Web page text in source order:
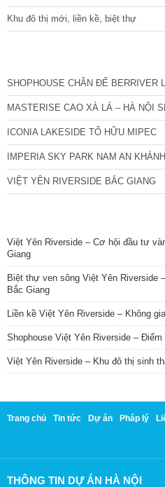
Khu đô thị mới, liền kề, biệt thự
SHOPHOUSE CHÂN ĐẾ BERRIVER
MASTERISE CAO XÀ LÁ – HÀ NỘI
ICONIA LAKESIDE TỐ HỮU MIPEC
IMPERIA SKY PARK NAM AN KHÁNH
VIỆT YÊN RIVERSIDE BẮC GIANG
Việt Yên Riverside – Cơ hội đầu tư
Giang
Biệt thự ven sông Việt Yên Riverside
Bắc Giang
Liền kề Việt Yên Riverside – Không
Shophouse Việt Yên Riverside –
Việt Yên Riverside – Khu đô thị sinh
Trang chủ Tin tức Dự án Pháp lý
THÔNG TIN DỰ ÁN HÀ NỘI